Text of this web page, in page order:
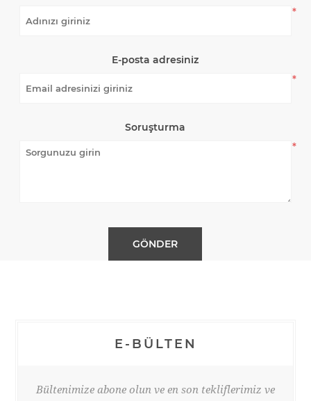
*
E-posta adresiniz
*
Soruşturma
*
E-BÜLTEN
Bültenimize abone olun ve en son tekliflerimiz ve